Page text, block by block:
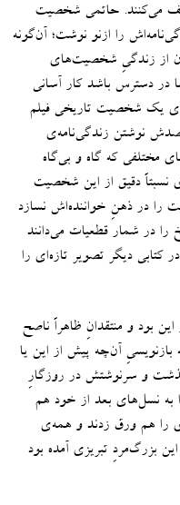
می‌کنند. حاتمی شخصیت
را ازنو نوشت؛ آن‌‌گونه
از زندگیِ شخصیت‌های
در دسترس باشد کار آسانی
یک شخصیت تاریخی فیلم
نوشتن زندگی‌نامه‌ی
مختلفی که گاه و بی‌گاه
نسبتاً دقیق از این شخصیت
را در ذهنِ خواننده‌اش نسازد
را در شمار قطعیات می‌دانند
کتابی دیگر تصویر تازه‌ای را
بود و منتقدانِ ظاهراً ناصح
بازنویسیِ آن‌چه پیش از این یا
و سرنوشتش در روزگارِ
به نسل‌های بعد از خود هم
را هم ورق زدند و همه‌ی
بزرگ‌مردِ تبریزی آمده بود